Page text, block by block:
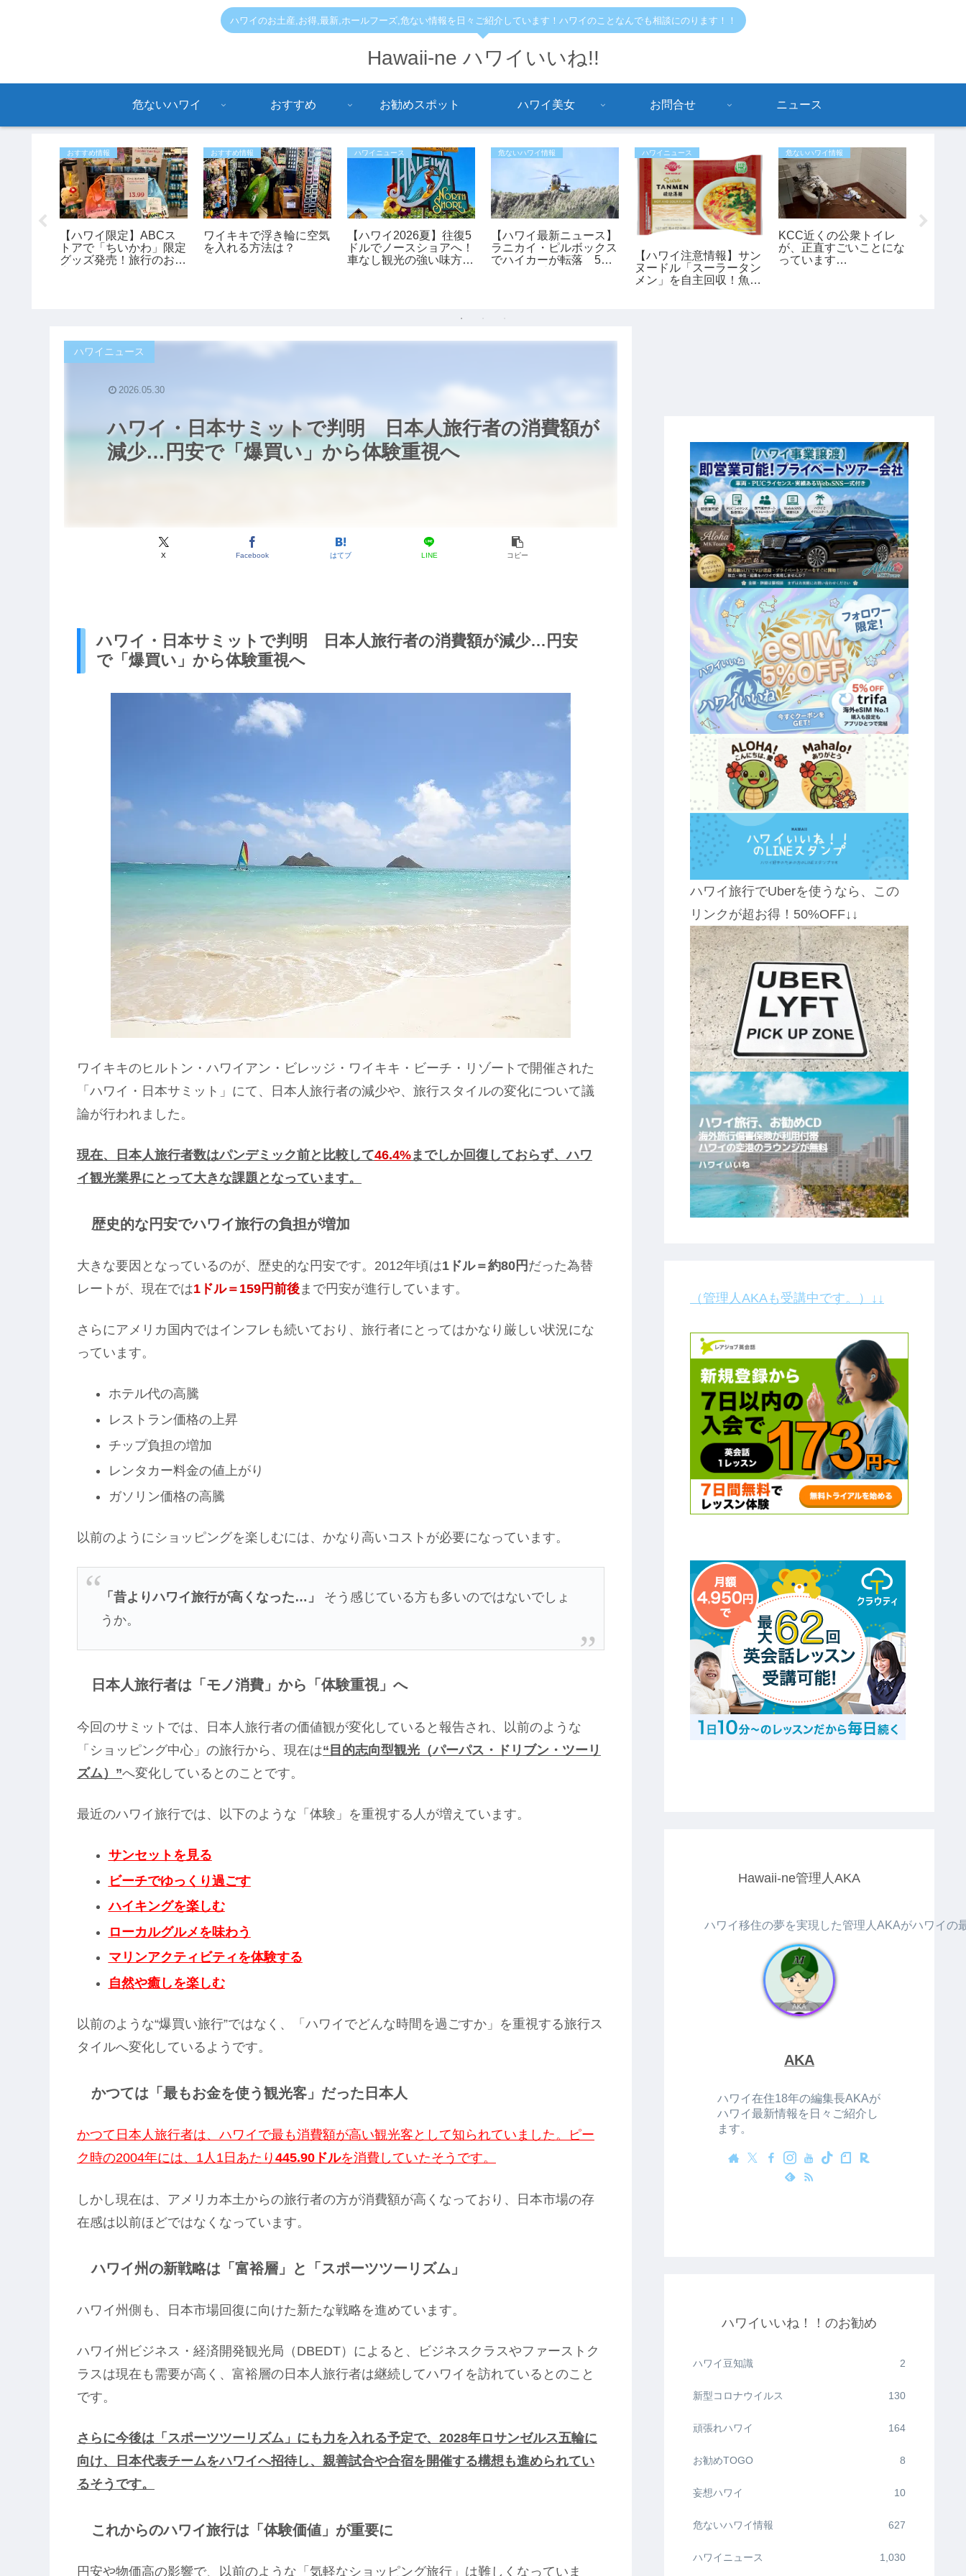
ハワイのお土産,お得,最新,ホールフーズ,危ない情報を日々ご紹介しています！ハワイのことなんでも相談にのります！！
Hawaii-ne ハワイいいね!!
危ないハワイ おすすめ お勧めスポット ハワイ美女 お問合せ ニュース
おすすめ情報
【ハワイ限定】ABCス
トアで「ちいかわ」限定
グッズ発売！旅行のお土
おすすめ情報
ワイキキで浮き輪に空気
を入れる方法は？
ハワイニュース
【ハワイ2026夏】往復5
ドルでノースショアへ！
車なし観光の強い味方
危ないハワイ情報
【ハワイ最新ニュース】
ラニカイ・ピルボックス
でハイカーが転落 53
ハワイニュース
【ハワイ注意情報】サン
ヌードル「スーラータン
メン」を自主回収！魚ア
危ないハワイ情報
KCC近くの公衆トイレ
が、正直すごいことにな
っています…
ハワイ・日本サミットで判明 日本人旅行者の消費額が
減少…円安で「爆買い」から体験重視へ
ハワイニュース
X Facebook はてブ LINE コピー
2026.05.30
ハワイ・日本サミットで判明 日本人旅行者の消費額が減少…円安
で「爆買い」から体験重視へ
ワイキキのヒルトン・ハワイアン・ビレッジ・ワイキキ・ビーチ・リゾートで開催された
「ハワイ・日本サミット」にて、日本人旅行者の減少や、旅行スタイルの変化について議
論が行われました。
現在、日本人旅行者数はパンデミック前と比較して46.4%までしか回復しておらず、ハワ
イ観光業界にとって大きな課題となっています。
歴史的な円安でハワイ旅行の負担が増加
大きな要因となっているのが、歴史的な円安です。2012年頃は1ドル＝約80円 だった為替
レートが、現在では1ドル＝159円前後 まで円安が進行しています。
さらにアメリカ国内ではインフレも続いており、旅行者にとってはかなり厳しい状況にな
っています。
ホテル代の高騰
レストラン価格の上昇
チップ負担の増加
レンタカー料金の値上がり
ガソリン価格の高騰
以前のようにショッピングを楽しむには、かなり高いコストが必要になっています。
「昔よりハワイ旅行が高くなった…」
そう感じている方も多いのではないでしょ
うか。
日本人旅行者は「モノ消費」から「体験重視」へ
今回のサミットでは、日本人旅行者の価値観が変化していると報告され、以前のような
「ショッピング中心」の旅行から、現在は“目的志向型観光（パーパス・ドリブン・ツーリ
ズム）”へ変化しているとのことです。
最近のハワイ旅行では、以下のような「体験」を重視する人が増えています。
サンセットを見る
ビーチでゆっくり過ごす
ハイキングを楽しむ
ローカルグルメを味わう
マリンアクティビティを体験する
自然や癒しを楽しむ
以前のような“爆買い旅行”ではなく、「ハワイでどんな時間を過ごすか」を重視する旅行ス
タイルへ変化しているようです。
かつては「最もお金を使う観光客」だった日本人
かつて日本人旅行者は、ハワイで最も消費額が高い観光客として知られていました。ピー
ク時の2004年には、1人1日あたり 445.90ドルを消費していたそうです。
しかし現在は、アメリカ本土からの旅行者の方が消費額が高くなっており、日本市場の存
在感は以前ほどではなくなっています。
ハワイ州の新戦略は「富裕層」と「スポーツツーリズム」
ハワイ州側も、日本市場回復に向けた新たな戦略を進めています。
ハワイ州ビジネス・経済開発観光局（DBEDT）によると、ビジネスクラスやファーストク
ラスは現在も需要が高く、富裕層の日本人旅行者は継続してハワイを訪れているとのこと
です。
さらに今後は「スポーツツーリズム」にも力を入れる予定で、2028年ロサンゼルス五輪に
向け、日本代表チームをハワイへ招待し、親善試合や合宿を開催する構想も進められてい
るそうです。
これからのハワイ旅行は「体験価値」が重要に
円安や物価高の影響で、以前のような「気軽なショッピング旅行」は難しくなっていま
ハワイ旅行でUberを使うなら、この
リンクが超お得！50%OFF↓↓
（管理人AKAも受講中です。）↓↓
Hawaii-ne管理人AKA
ハワイ移住の夢を実現した管理人AKAがハワイの
AKA
ハワイ在住18年の編集長AKAが
ハワイ最新情報を日々ご紹介し
ます。
ハワイいいね！！のお勧め
ハワイ豆知識 2
新型コロナウイルス 130
頑張れハワイ 164
お勧めTOGO 8
妄想ハワイ 10
危ないハワイ情報 627
ハワイニュース 1,030